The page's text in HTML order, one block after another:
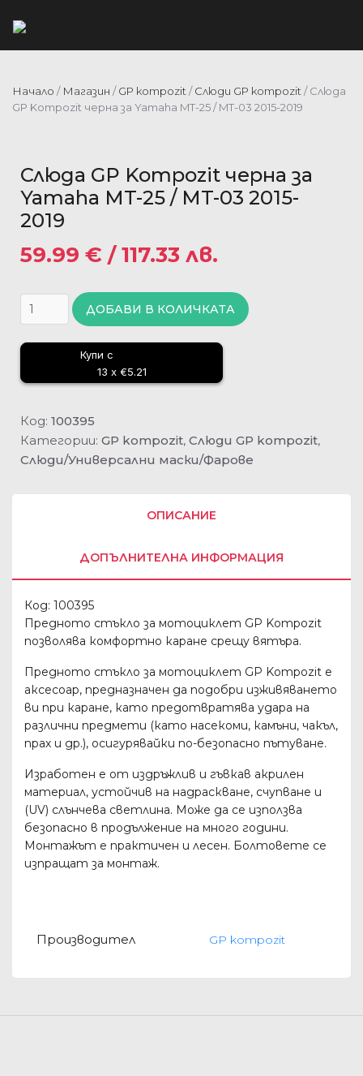
Начало / Магазин /GP kompozit /Слюди GP kompozit / Слюда
GP Kompozit черна за Yamaha MT-25 / MT-03 2015-2019
Слюда GP Kompozit черна за
Yamaha MT-25 / MT-03 2015-
2019
59.99 € / 117.33 лв.
ДОБАВИ В КОЛИЧКАТА
Купи с
13 x €5.21
Код: 100395
Категории: GP kompozit, Слюди GP kompozit,
Слюди/Универсални маски/Фарове
ОПИСАНИЕ
ДОПЪЛНИТЕЛНА ИНФОРМАЦИЯ
Код: 100395
Предното стъкло за мотоциклет GP Kompozit
позволява комфортно каране срещу вятъра.
Предното стъкло за мотоциклет GP Kompozit е
аксесоар, предназначен да подобри изживяването
ви при каране, като предотвратява удара на
различни предмети (като насекоми, камъни, чакъл,
прах и др.), осигурявайки по-безопасно пътуване.
Изработен е от издръжлив и гъвкав акрилен
материал, устойчив на надраскване, счупване и
(UV) слънчева светлина. Може да се използва
безопасно в продължение на много години.
Монтажът е практичен и лесен. Болтовете се
изпращат за монтаж.
Производител GP kompozit